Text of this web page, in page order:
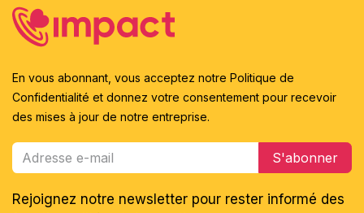
En vous abonnant, vous acceptez notre Politique de
Confidentialité et donnez votre consentement pour recevoir
des mises à jour de notre entreprise.
S'abonner
Rejoignez notre newsletter pour rester informé des